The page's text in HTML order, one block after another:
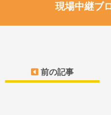
現場中継ブ
前の記事